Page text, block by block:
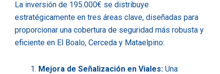
La inversión de 195.000€ se distribuye
estratégicamente en tres áreas clave, diseñadas para
proporcionar una cobertura de seguridad más robusta y
eficiente en El Boalo, Cerceda y Mataelpino:
Mejora de Señalización en Viales: Una